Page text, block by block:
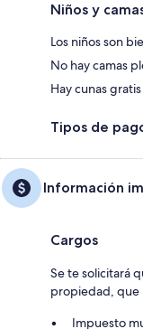
Niños y
Los niños son
No hay camas
Hay cunas
Tipos de
Información
Cargos
Se te solicitará
propiedad, que
Impuesto